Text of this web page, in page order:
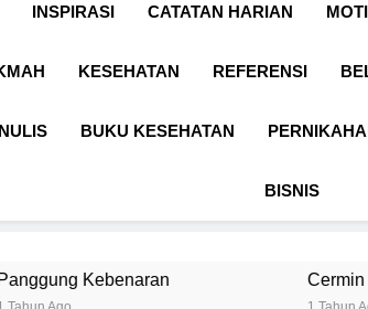
INSPIRASI CATATAN HARIAN
KESEHATAN REFERENSI
BUKU KESEHATAN
BISNIS